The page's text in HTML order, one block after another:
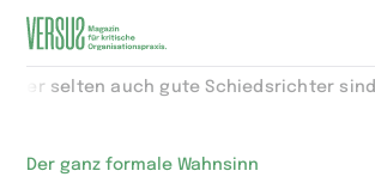
Zur
selten auch gute Schiedsrichter sind
Der ganz formale Wahnsinn